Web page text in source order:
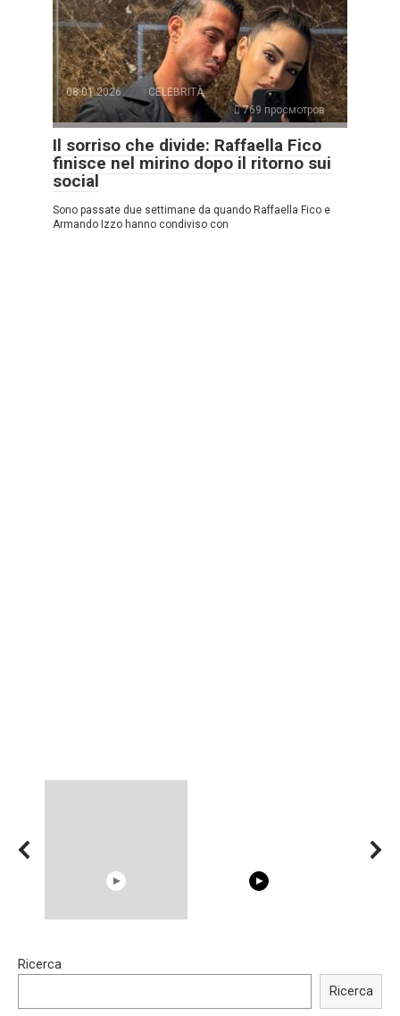
08.01.2026
CELEBRITÀ
769 просмотров
Il sorriso che divide: Raffaella Fico
finisce nel mirino dopo il ritorno sui
social
Sono passate due settimane da quando Raffaella Fico e
Armando Izzo hanno condiviso con
Trying BOLLYWOOD
Shocking illusion - Pretty
Ricerca
Ricerca